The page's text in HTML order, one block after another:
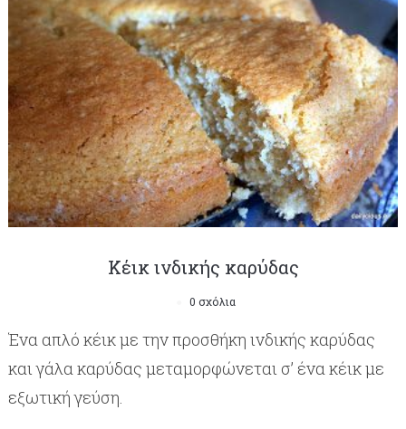
Κέικ ινδικής καρύδας
0 σχόλια
Ένα απλό κέικ με την προσθήκη ινδικής καρύδας
και γάλα καρύδας μεταμορφώνεται σ’ ένα κέικ με
εξωτική γεύση.